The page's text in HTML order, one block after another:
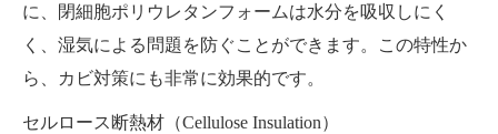
に、閉細胞ポリウレタンフォームは水分を吸収しにく
く、湿気による問題を防ぐことができます。この特性か
ら、カビ対策にも非常に効果的です。
セルロース断熱材（Cellulose Insulation）